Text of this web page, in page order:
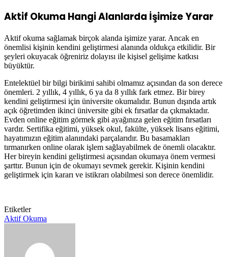
Aktif Okuma Hangi Alanlarda İşimize Yarar
Aktif okuma sağlamak birçok alanda işimize yarar. Ancak en
önemlisi kişinin kendini geliştirmesi alanında oldukça etkilidir. Bir
şeyleri okuyacak öğreniriz dolayısı ile kişisel gelişime katkısı
büyüktür.
Entelektüel bir bilgi birikimi sahibi olmamız açısından da son derece
önemleri. 2 yıllık, 4 yıllık, 6 ya da 8 yıllık fark etmez. Bir birey
kendini geliştirmesi için üniversite okumalıdır. Bunun dışında artık
açık öğretimden ikinci üniversite gibi ek fırsatlar da çıkmaktadır.
Evden online eğitim görmek gibi ayağınıza gelen eğitim fırsatları
vardır. Sertifika eğitimi, yüksek okul, fakülte, yüksek lisans eğitimi,
hayatımızın eğitim alanındaki parçalarıdır. Bu basamakları
tırmanırken online olarak işlem sağlayabilmek de önemli olacaktır.
Her bireyin kendini geliştirmesi açısından okumaya önem vermesi
şarttır. Bunun için de okumayı sevmek gerekir. Kişinin kendini
geliştirmek için kararı ve istikrarı olabilmesi son derece önemlidir.
Etiketler
Aktif Okuma